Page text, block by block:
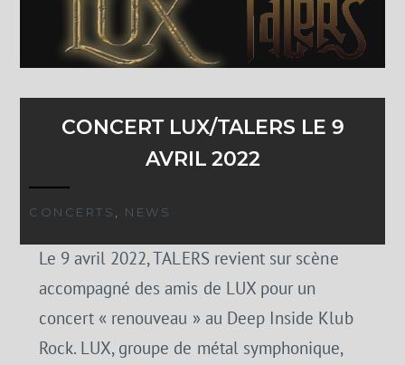
CONCERT LUX/TALERS LE 9
AVRIL 2022
CONCERTS , NEWS
Le 9 avril 2022, TALERS revient sur scène
accompagné des amis de LUX pour un
concert « renouveau » au Deep Inside Klub
Rock. LUX, groupe de métal symphonique,